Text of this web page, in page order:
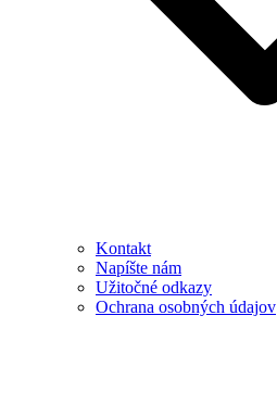
Kontakt
Napíšte nám
Užitočné odkazy
Ochrana osobných údajov